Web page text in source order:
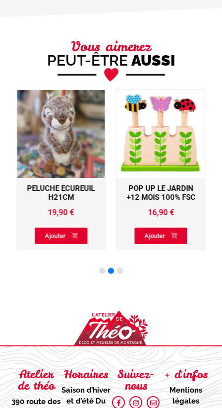
Vous aimerez
PEUT-ÊTRE AUSSI
PELUCHE ECUREUIL
H21CM
19,90€
Ajouter
POP UP LE JARDIN
+12 MOIS 100% FSC
16,90€
Ajouter
Atelier
de théo
390 route des
Horaires
Saison d’hiver
et d’étéDu
Suivez-
nous
+ d'infos
Mentions
légales